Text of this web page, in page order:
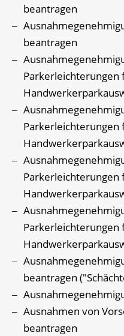
beantragen
beantragen
Parkerleichterungen
Parkerleichterungen
Parkerleichterungen
Parkerleichterungen
beantragen
Ausnahmen von
beantragen